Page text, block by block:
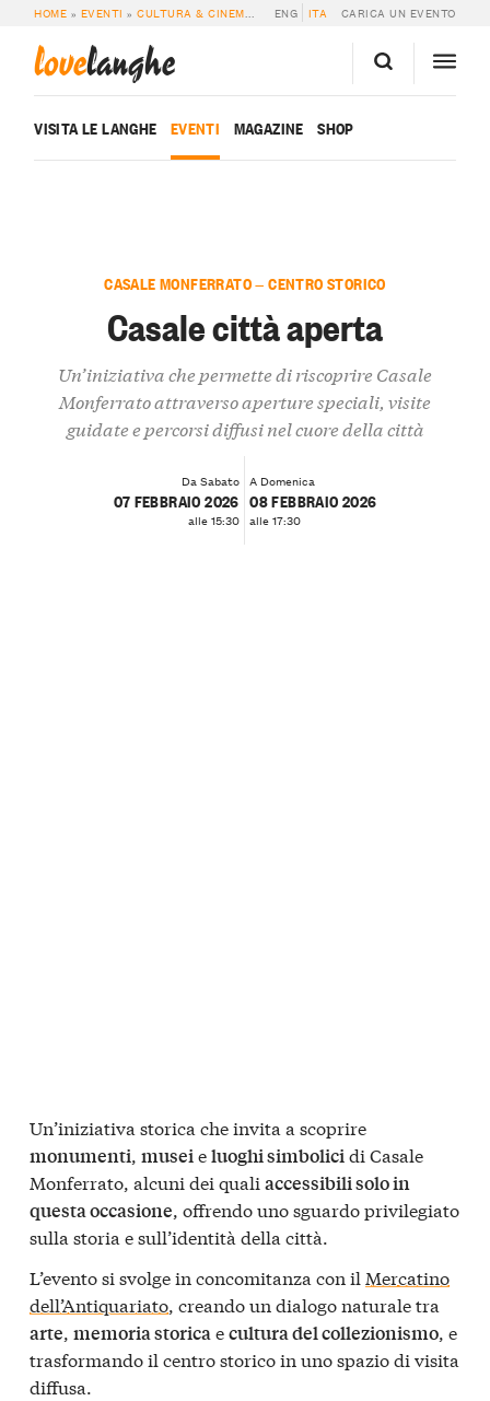
HOME » EVENTI »CULTURA & CINEMA » CASALE CITTÀ APERTA
ENG ITA CARICA UN EVENTO
lovelanghe
VISITA LE LANGHE EVENTI MAGAZINE SHOP
CASALE MONFERRATO — CENTRO STORICO
Casale città aperta
Un’iniziativa che permette di riscoprire Casale
Monferrato attraverso aperture speciali, visite
guidate e percorsi diffusi nel cuore della città
Da Sabato
07 FEBBRAIO 2026
alle 15:30
A Domenica
08 FEBBRAIO 2026
alle 17:30
Un’iniziativa storica che invita a scoprire
monumenti, museieluoghi simbolicidi Casale
Monferrato, alcuni dei quali accessibili solo in
questa occasione, offrendo uno sguardo privilegiato
sulla storia e sull’identità della città.
L’evento si svolge in concomitanza con il Mercatino
dell’Antiquariato, creando un dialogo naturale tra
arte, memoria storicaecultura del collezionismo, e
trasformando il centro storico in uno spazio di visita
diffusa.